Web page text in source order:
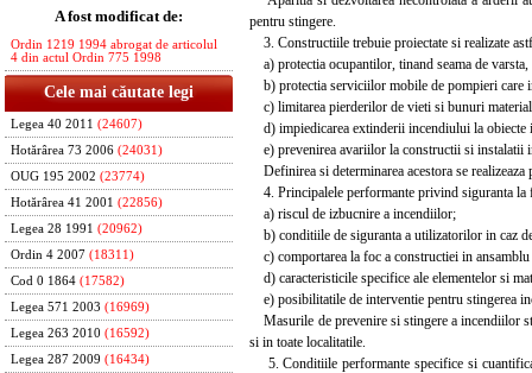
A fost modificat de:
Ordin 1219 1994 abrogat de articolul
4 din actul Ordin 775 1998
Cele mai căutate legi
Legea 40 2011 (24607)
Hotărârea 73 2006 (24031)
OUG 195 2002 (23774)
Hotărârea 41 2001 (22856)
Legea 28 1991 (20962)
Ordin 4 2007 (18311)
Cod 0 1864 (17582)
Legea 571 2003 (16969)
Legea 263 2010 (16592)
Legea 287 2009 (16434)
pentru stingere.
3. Constructiile trebuie proiectate si realizate
a) protectia ocupantilor, tinand seama de
b) protectia serviciilor mobile de pompieri care
c) limitarea pierderilor de vieti si bunuri
d) impiedicarea extinderii incendiului la obiecte
e) prevenirea avariilor la constructii si instalatii
Definirea si determinarea acestora se
4. Principalele performante privind siguranta la
a) riscul de izbucnire a incendiilor;
b) conditiile de siguranta a utilizatorilor in caz
c) comportarea la foc a constructiei in
d) caracteristicile specifice ale elementelor si
e) posibilitatile de interventie pentru stingerea
Masurile de prevenire si stingere a incendiilor
si in toate localitatile.
5. Conditiile performante specifice si